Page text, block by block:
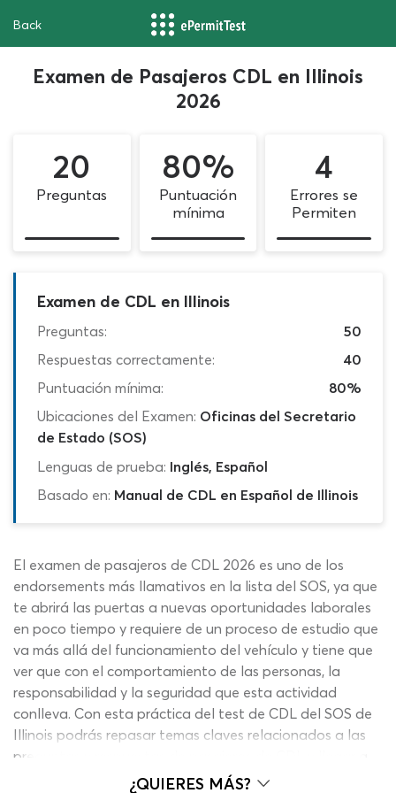
Back
Examen de Pasajeros CDL en Illinois
2026
20
Preguntas
80%
Puntuación
mínima
4
Errores se
Permiten
Examen de CDL en Illinois
Preguntas:
50
Respuestas correctamente:
40
Puntuación mínima:
80%
Ubicaciones del Examen: Oficinas del Secretario
de Estado (SOS)
Lenguas de prueba: Inglés, Español
Basado en: Manual de CDL en Español de Illinois
El examen de pasajeros de CDL 2026 es uno de los
endorsements más llamativos en la lista del SOS, ya que
te abrirá las puertas a nuevas oportunidades laborales
en poco tiempo y requiere de un proceso de estudio que
va más allá del funcionamiento del vehículo y tiene que
ver que con el comportamiento de las personas, la
responsabilidad y la seguridad que esta actividad
conlleva. Con esta práctica del test de CDL del SOS de
Illinois podrás repasar temas claves relacionados a las
preguntas y respuestas de pasajeros de CDL y llegar a
la cita con las autoridades con el mejor panorama, sin
¿QUIERES MÁS?